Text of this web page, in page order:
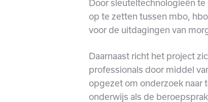
Door sleuteltechnologieën
op te zetten tussen mbo,
voor de uitdagingen van
Daarnaast richt het project
professionals door middel
opgezet om onderzoek naar
onderwijs als de